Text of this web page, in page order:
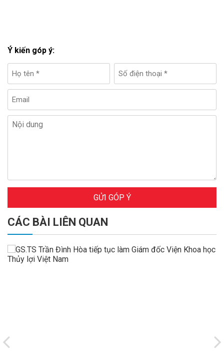
Ý kiến góp ý:
GỬI GÓP Ý
CÁC BÀI LIÊN QUAN